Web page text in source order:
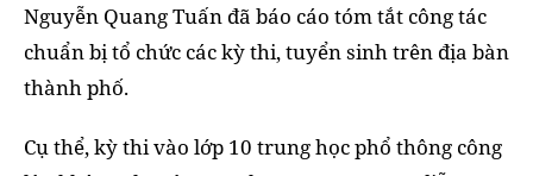
Nguyễn Quang Tuấn đã báo cáo tóm tắt công tác
chuẩn bị tổ chức các kỳ thi, tuyển sinh trên địa bàn
thành phố.
Cụ thể, kỳ thi vào lớp 10 trung học phổ thông công